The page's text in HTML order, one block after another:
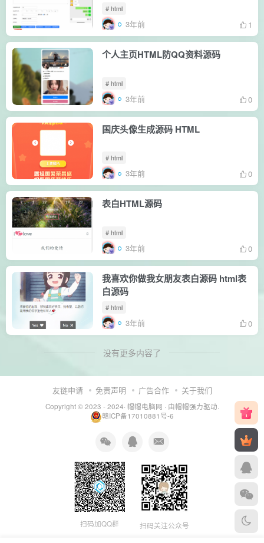
# html
3年前 1
个人主页HTML防QQ资料源码
# html
3年前 0
国庆头像生成源码 HTML
# html
3年前 0
表白HTML源码
# html
3年前 0
我喜欢你做我女朋友表白源码 html表
白源码
# html
3年前 0
没有更多内容了
友链申请 免责声明 广告合作 关于我们
Copyright © 2023 - 2024· 帽帽电脑网 · 由帽帽强力驱动.
赣ICP备17010881号-6
扫码加QQ群 扫码关注公众号